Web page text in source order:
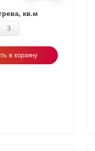
кв.м
3
в корзину